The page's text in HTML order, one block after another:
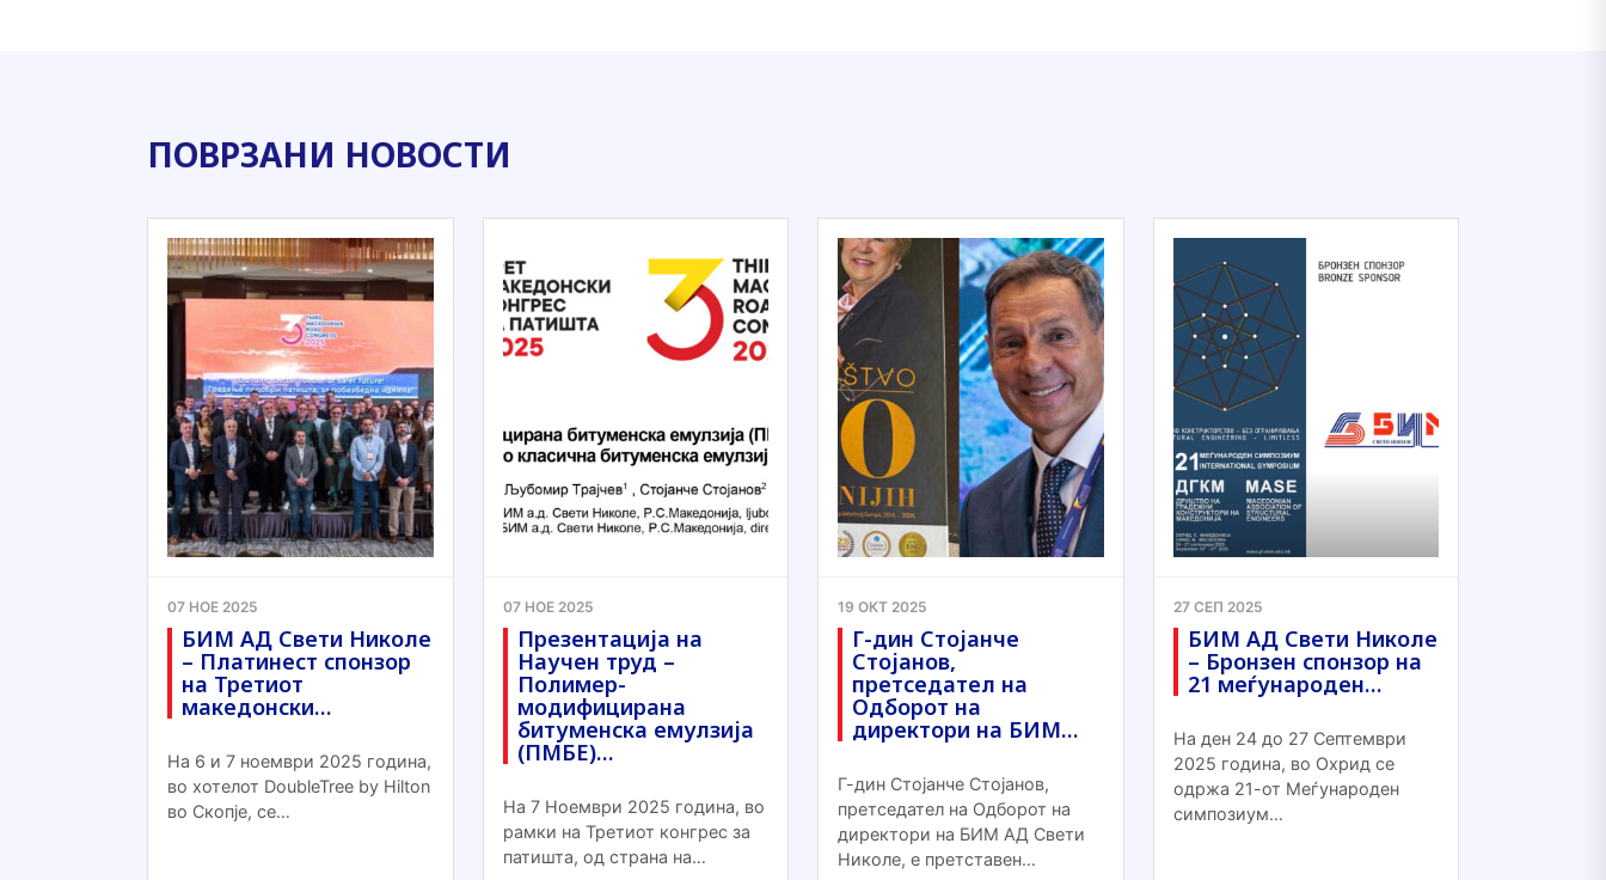
ПОВРЗАНИ НОВОСТИ
07 НОЕ 2025
БИМ АД Свети Николе
– Платинест спонзор
на Третиот
македонски…
На 6 и 7 ноември 2025 година,
во хотелот DoubleTree by Hilton
во Скопје, се…
07 НОЕ 2025
Презентација на
Научен труд –
Полимер-
модифицирана
битуменска емулзија
(ПМБЕ)…
На 7 Ноември 2025 година, во
рамки на Третиот конгрес за
патишта, од страна на…
19 ОКТ 2025
Г-дин Стојанче
Стојанов,
претседател на
Одборот на
директори на БИМ…
Г-дин Стојанче Стојанов,
претседател на Одборот на
директори на БИМ АД Свети
Николе, е претставен…
27 СЕП 2025
БИМ АД Свети Николе
– Бронзен спонзор на
21 меѓународен…
На ден 24 до 27 Септември
2025 година, во Охрид се
одржа 21-от Меѓународен
симпозиум…